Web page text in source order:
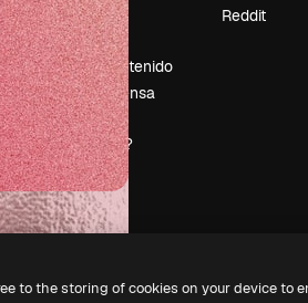
Eventos
Slidesgo
Vender contenido
Sala de prensa
¿Buscas
magnific.ai?
Reddit
to the storing of cookies on your device to